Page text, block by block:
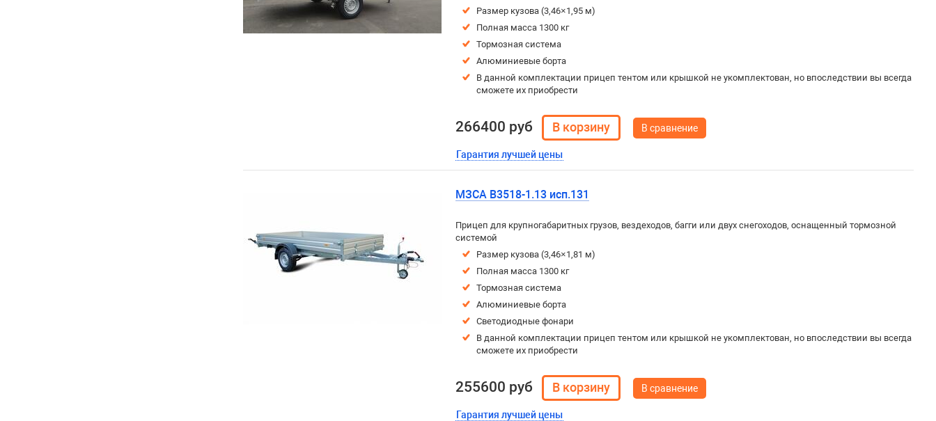
Размер кузова (3,46×1,95 м)
Полная масса 1300 кг
Тормозная система
Алюминиевые борта
В данной комплектации прицеп тентом или крышкой не укомплектован, но впоследствии вы всегда
сможете их приобрести
266400 руб
Гарантия лучшей цены
В сравнение
МЗСА B3518-1.13 исп.131
Прицеп для крупногабаритных грузов, вездеходов, багги или двух снегоходов, оснащенный тормозной
системой
Размер кузова (3,46×1,81 м)
Полная масса 1300 кг
Тормозная система
Алюминиевые борта
Светодиодные фонари
В данной комплектации прицеп тентом или крышкой не укомплектован, но впоследствии вы всегда
сможете их приобрести
255600 руб
Гарантия лучшей цены
В сравнение